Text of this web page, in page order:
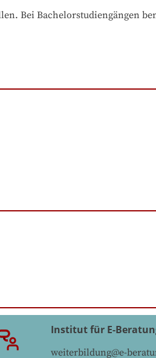
Bei Bachelorstudiengängen
Institut für E-
weiterbildung@e-